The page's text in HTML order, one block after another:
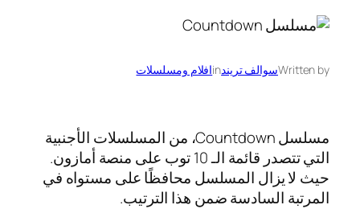
Written byسوالف تريندinافلام ومسلسلات
مسلسل Countdown، من المسلسلات الأجنبية
التي تتصدر قائمة الـ 10 توب على منصة أمازون.
حيث لا يزال المسلسل محافظًا على مستواه في
المرتبة السادسة ضمن هذا الترتيب.